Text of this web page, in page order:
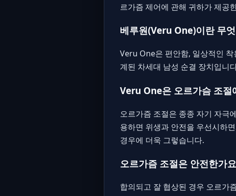
르가즘 제어에 관해 귀하가 제공
베루원(Veru One)이란 무
Veru One은 편안함, 일상적인
계된 차세대 남성 순결 장치입니
Veru One은 오르가슴 조절
오르가즘 조절은 종종 자기 자극
용하면 위생과 안전을 우선시하
경우에 더욱 그렇습니다.
오르가즘 조절은 안전한가
합의되고 잘 협상된 경우 오르가